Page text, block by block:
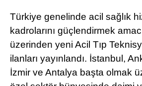
STK
İLANLAR
TERCİH ROBOTU
Türkiye genelinde acil sağlık
kadrolarını güçlendirmek
üzerinden yeni Acil Tıp
ilanları yayınlandı. İstanbul,
İzmir ve Antalya başta olmak